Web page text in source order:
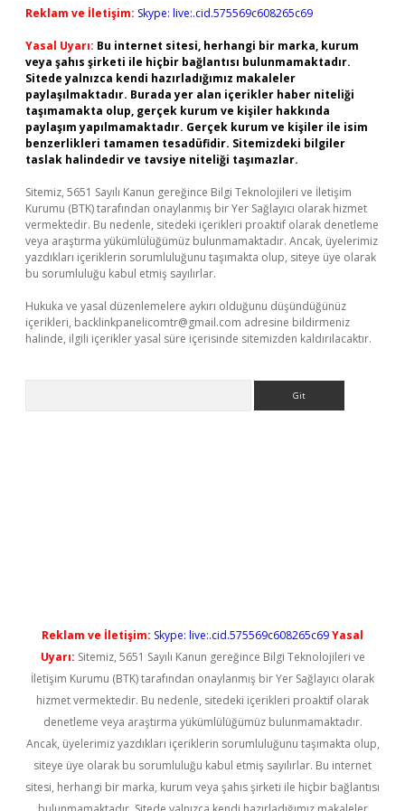
Reklam ve İletişim: Skype: live:.cid.575569c608265c69
Yasal Uyarı: Bu internet sitesi, herhangi bir marka, kurum
veya şahıs şirketi ile hiçbir bağlantısı bulunmamaktadır.
Sitede yalnızca kendi hazırladığımız makaleler
paylaşılmaktadır. Burada yer alan içerikler haber niteliği
taşımamakta olup, gerçek kurum ve kişiler hakkında
paylaşım yapılmamaktadır. Gerçek kurum ve kişiler ile isim
benzerlikleri tamamen tesadüfidir. Sitemizdeki bilgiler
taslak halindedir ve tavsiye niteliği taşımazlar.
Sitemiz, 5651 Sayılı Kanun gereğince Bilgi Teknolojileri ve İletişim
Kurumu (BTK) tarafından onaylanmış bir Yer Sağlayıcı olarak hizmet
vermektedir. Bu nedenle, sitedeki içerikleri proaktif olarak denetleme
veya araştırma yükümlülüğümüz bulunmamaktadır. Ancak, üyelerimiz
yazdıkları içeriklerin sorumluluğunu taşımakta olup, siteye üye olarak
bu sorumluluğu kabul etmiş sayılırlar.
Hukuka ve yasal düzenlemelere aykırı olduğunu düşündüğünüz
içerikleri, backlinkpanelicomtr@gmail.com adresine bildirmeniz
halinde, ilgili içerikler yasal süre içerisinde sitemizden kaldırılacaktır.
Reklam ve İletişim: Skype: live:.cid.575569c608265c69Yasal
Uyarı: Sitemiz, 5651 Sayılı Kanun gereğince Bilgi Teknolojileri ve
İletişim Kurumu (BTK) tarafından onaylanmış bir Yer Sağlayıcı olarak
hizmet vermektedir. Bu nedenle, sitedeki içerikleri proaktif olarak
denetleme veya araştırma yükümlülüğümüz bulunmamaktadır.
Ancak, üyelerimiz yazdıkları içeriklerin sorumluluğunu taşımakta olup,
siteye üye olarak bu sorumluluğu kabul etmiş sayılırlar. Bu internet
sitesi, herhangi bir marka, kurum veya şahıs şirketi ile hiçbir bağlantısı